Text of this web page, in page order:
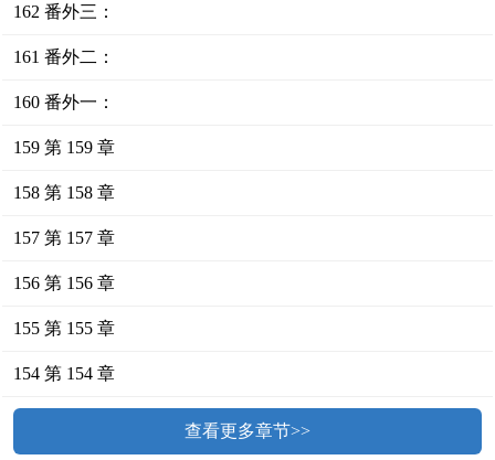
162 番外三：
161 番外二：
160 番外一：
159 第 159 章
158 第 158 章
157 第 157 章
156 第 156 章
155 第 155 章
154 第 154 章
查看更多章节>>